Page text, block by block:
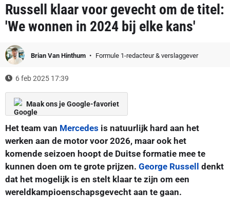
Russell klaar voor gevecht om de titel:
'We wonnen in 2024 bij elke kans'
Brian Van Hinthum Formule 1-redacteur & verslaggever
6 feb 2025 17:39
Maak ons je Google-favoriet
Het team van Mercedes is natuurlijk hard aan het
werken aan de motor voor 2026, maar ook het
komende seizoen hoopt de Duitse formatie mee te
kunnen doen om te grote prijzen. George Russell denkt
dat het mogelijk is en stelt klaar te zijn om een
wereldkampioenschapsgevecht aan te gaan.